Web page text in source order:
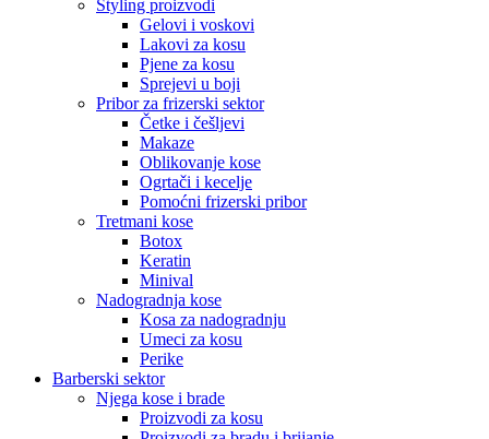
Styling proizvodi
Gelovi i voskovi
Lakovi za kosu
Pjene za kosu
Sprejevi u boji
Pribor za frizerski sektor
Četke i češljevi
Makaze
Oblikovanje kose
Ogrtači i kecelje
Pomoćni frizerski pribor
Tretmani kose
Botox
Keratin
Minival
Nadogradnja kose
Kosa za nadogradnju
Umeci za kosu
Perike
Barberski sektor
Njega kose i brade
Proizvodi za kosu